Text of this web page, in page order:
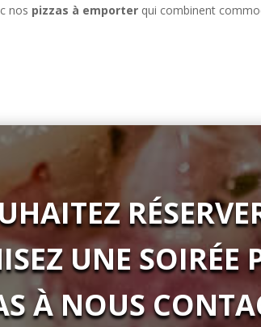
nos pizzas à emporter qui combinent
UNE SOIRÉE
À NOUS